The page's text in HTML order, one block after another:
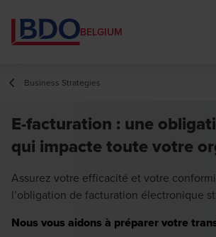
BELGIUM
Business Strategies
E-facturation : une
qui impacte toute votre
Assurez votre efficacité et votre
l’obligation de facturation électronique
Nous vous aidons à préparer votre